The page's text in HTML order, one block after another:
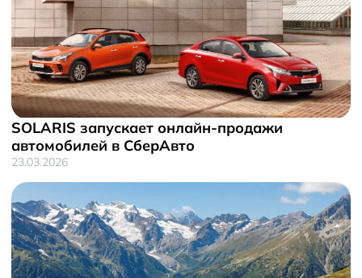
SOLARIS запускает онлайн-продажи
автомобилей в СберАвто
23.03.2026